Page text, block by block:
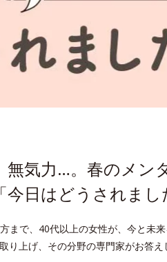
無気力…。春のメン
今日はどうされま
まで、40代以上の女性が、今と未
り上げ、その分野の専門家がお答え